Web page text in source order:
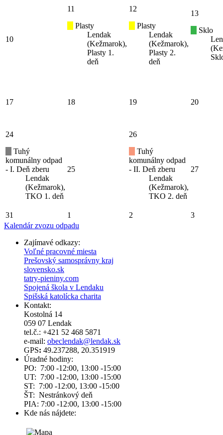
10
11
Plasty
Lendak
(Kežmarok),
Plasty 1.
deň
12
Plasty
Lendak
(Kežmarok),
Plasty 2.
deň
13
Sklo
17 18 19 20
24
Tuhý
komunálny odpad
- I. Deň zberu
Lendak
(Kežmarok),
TKO 1. deň
25
26
Tuhý
komunálny odpad
- II. Deň zberu
Lendak
(Kežmarok),
TKO 2. deň
27
31 1 2
3
Kalendár zvozu odpadu
Zajímavé odkazy:
Voľné pracovné miesta
Prešovský samosprávny kraj
slovensko.sk
tatry-pieniny.com
Spojená škola v Lendaku
Spišská katolícka charita
Kontakt:
Kostolná 14
059 07 Lendak
tel.č.: +421 52 468 5871
e-mail: obeclendak@lendak.sk
GPS: 49.237288, 20.351919
Úradné hodiny:
PO: 7:00 -12:00, 13:00 -15:00
UT: 7:00 -12:00, 13:00 -15:00
ST: 7:00 -12:00, 13:00 -15:00
ŠT: Nestránkový deň
PIA: 7:00 -12:00, 13:00 -15:00
Kde nás nájdete: